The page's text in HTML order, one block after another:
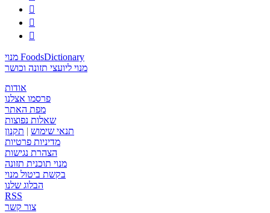



מנוי FoodsDictionary
מנוי ליועצי תזונה וכושר
אודות
פרסמו אצלנו
מפת האתר
שאלות נפוצות
תנאי שימוש | תקנון
מדיניות פרטיות
הצהרת נגישות
מנוי תוכנית תזונה
בקשת ביטול מנוי
הבלוג שלנו
RSS
צור קשר